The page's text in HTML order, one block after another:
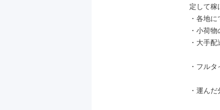
定して稼
・各地
・小荷
・大手
・フル
・運ん